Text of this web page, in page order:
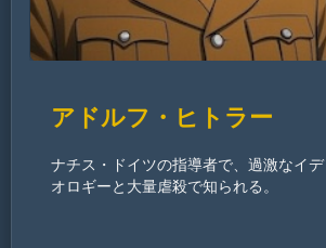
アドルフ・ヒトラー
ナチス・ドイツの指導者で、過激なイデ
オロギーと大量虐殺で知られる。